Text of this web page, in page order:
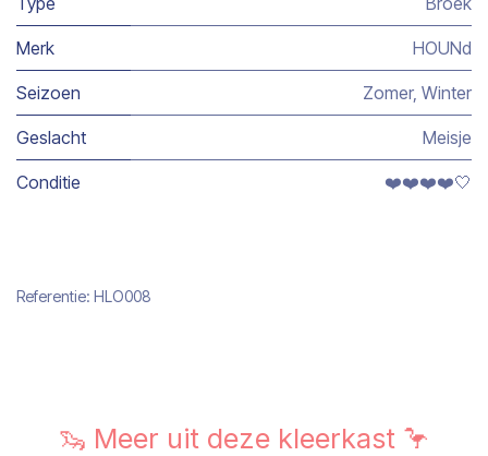
Merk HOUNd
Seizoen Zomer, Winter
Geslacht Meisje
Conditie ❤️❤️❤️❤️🤍
Referentie: HLO008
🦦 Meer uit deze kleerkast 🦩